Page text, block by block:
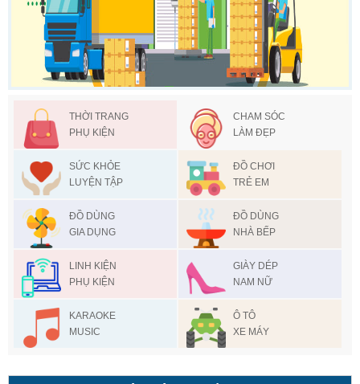
THỜI TRANG
PHỤ KIỆN
CHAM SÓC
LÀM ĐẸP
SỨC KHỎE
LUYỆN TẬP
ĐỒ CHƠI
TRẺ EM
ĐỒ DÙNG
GIA DỤNG
ĐỒ DÙNG
NHÀ BẾP
LINH KIỆN
PHỤ KIỆN
GIÀY DÉP
NAM NỮ
KARAOKE
MUSIC
Ô TÔ
XE MÁY